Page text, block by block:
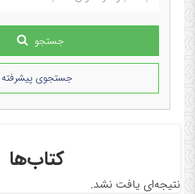
جستجو
جستجوی پیشرفته
کتاب‌ها
نتیجه‌ای یافت نشد.